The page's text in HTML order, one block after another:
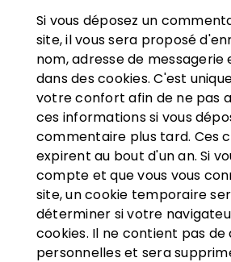
Si vous déposez un
site, il vous sera proposé
nom, adresse de messagerie
dans des cookies. C'est
votre confort afin de ne pas
ces informations si vous
commentaire plus tard. Ces
expirent au bout d'un an. Si
compte et que vous vous
site, un cookie temporaire
déterminer si votre
cookies. Il ne contient pas de
personnelles et sera